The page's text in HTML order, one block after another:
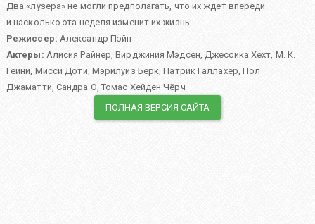
Два «лузера» не могли предполагать, что их ждет впереди
и насколько эта неделя изменит их жизнь…
Режиссер: Александр Пэйн
Актеры: Алисия Райнер,Вирджиния Мэдсен,Джессика Хехт, М. К.
Гейни, Мисси Доти, Мэрилуиз Бёрк,Патрик Галлахер,Пол
Джаматти, Сандра О,Томас Хейден Чёрч
ПОЛНАЯ ВЕРСИЯ САЙТА